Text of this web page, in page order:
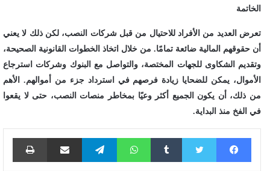
الخاتمة
تعرض العديد من الأفراد للاحتيال من قبل شركات النصب، لكن ذلك لا يعني
أن حقوقهم المالية ضائعة تمامًا. من خلال اتخاذ الخطوات القانونية الصحيحة،
وتقديم الشكاوى للجهات المختصة، والتواصل مع البنوك وشركات استرجاع
الأموال، يمكن للضحايا زيادة فرصهم في استرداد جزء من أموالهم. الأهم
من ذلك، أن يكون الجميع أكثر وعيًا بمخاطر منصات النصب، حتى لا يقعوا
في الفخ منذ البداية.
فيسبوك تويتر واتساب تيلقرام مشاركة عبر البريد